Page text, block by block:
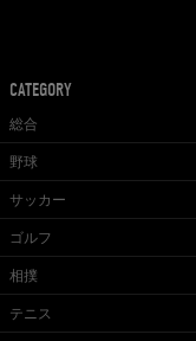
CATEGORY
総合
野球
サッカー
ゴルフ
相撲
テニス